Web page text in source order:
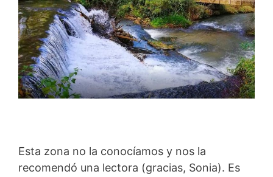
Esta zona no la conocíamos y nos la
recomendó una lectora (gracias, Sonia). Es